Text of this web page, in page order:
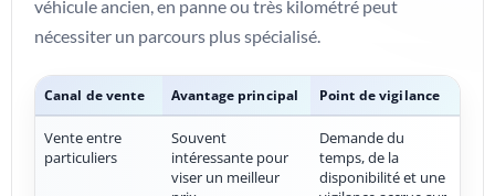
véhicule ancien, en panne ou très kilométré peut
nécessiter un parcours plus spécialisé.
Canal de vente Avantage principal Point de vigilance
Vente entre
particuliers
Souvent
intéressante pour
viser un meilleur
Demande du
temps, de la
disponibilité et une